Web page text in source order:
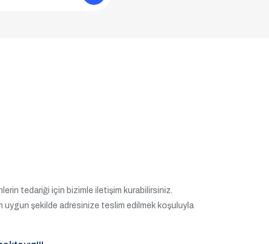
tedariği için bizimle iletişim kurabilirsiniz.
uygun şekilde adresinize teslim edilmek koşuluyla